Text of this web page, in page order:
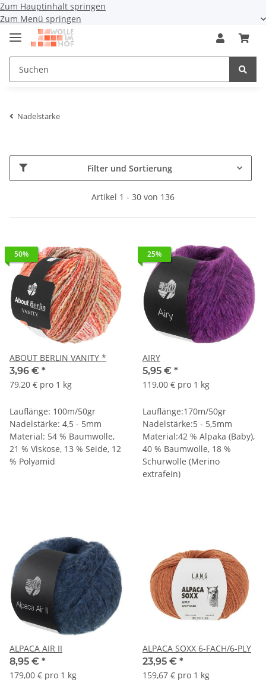
Zum Hauptinhalt springen
Zum Menü springen
Nadelstärke
Filter und Sortierung
Artikel 1 - 30 von 136
50%
ABOUT BERLIN VANITY *
3,96 € *
79,20 € pro 1 kg
Lauflänge: 100m/50gr
Nadelstärke: 4,5 - 5mm
Material: 54 % Baumwolle,
21 % Viskose, 13 % Seide, 12
% Polyamid
25%
AIRY
5,95 € *
119,00 € pro 1 kg
Lauflänge:170m/50gr
Nadelstärke:5 - 5,5mm
Material:42 % Alpaka (Baby),
40 % Baumwolle, 18 %
Schurwolle (Merino
extrafein)
ALPACA AIR II
8,95 € *
179,00 € pro 1 kg
ALPACA SOXX 6-FACH/6-PLY
23,95 € *
159,67 € pro 1 kg